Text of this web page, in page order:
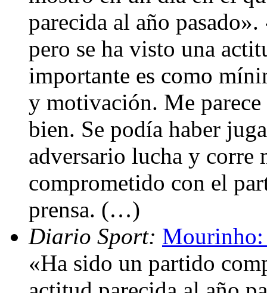
parecida al año
pero se ha visto una
importante es como
y motivación. Me
bien. Se podía haber
adversario lucha y corre
comprometido con el
prensa. (…)
Diario Sport: Mourinho:
«Ha sido un partido